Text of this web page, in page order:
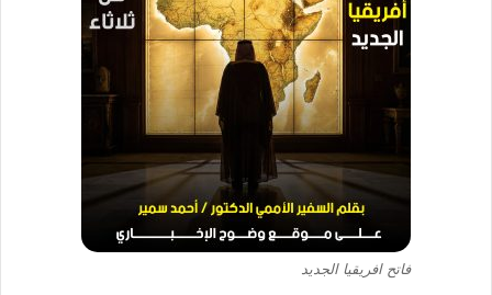
فاتح افريقيا الجديد